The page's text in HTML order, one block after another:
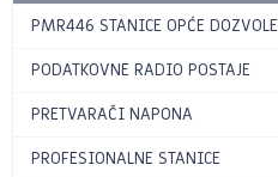
PMR446 STANICE OPĆE DOZVOLE
PODATKOVNE RADIO POSTAJE
PRETVARAČI NAPONA
PROFESIONALNE STANICE